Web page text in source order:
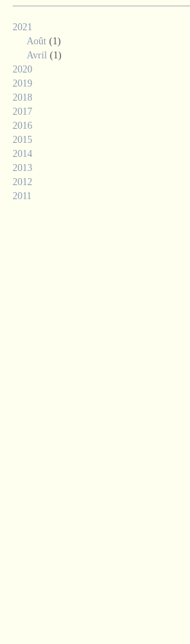
2021
Août (1)
Avril (1)
2020
2019
2018
2017
2016
2015
2014
2013
2012
2011